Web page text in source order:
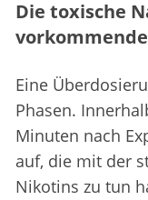
Die toxische
Eine
Phasen.
Minuten nach
auf, die mit der
Nikotins zu tun